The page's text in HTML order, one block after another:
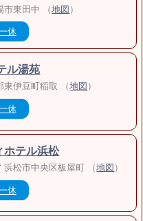
市東田中 （地図）
休
ル湯苑
東伊豆町稲取 （地図）
休
ホテル浜松
浜松市中央区板屋町 （地図）
休